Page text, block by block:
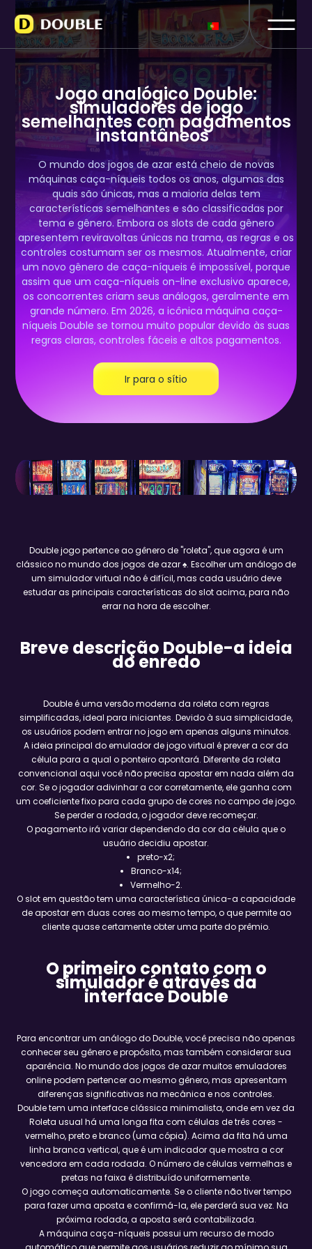
Jogo analógico Double:
simuladores de jogo
semelhantes com pagamentos
instantâneos
O mundo dos jogos de azar está cheio de novas
máquinas caça-níqueis todos os anos, algumas das
quais são únicas, mas a maioria delas tem
características semelhantes e são classificadas por
tema e gênero. Embora os slots de cada gênero
apresentem reviravoltas únicas na trama, as regras e os
controles costumam ser os mesmos. Atualmente, criar
um novo gênero de caça-níqueis é impossível, porque
assim que um caça-níqueis on-line exclusivo aparece,
os concorrentes criam seus análogos, geralmente em
grande número. Em 2026, a icônica máquina caça-
níqueis Double se tornou muito popular devido às suas
regras claras, controles fáceis e altos pagamentos.
Ir para o sítio
Double jogo pertence ao gênero de "roleta", que agora é um
clássico no mundo dos jogos de azar ♠. Escolher um análogo de
um simulador virtual não é difícil, mas cada usuário deve
estudar as principais características do slot acima, para não
errar na hora de escolher.
Breve descrição Double-a ideia
do enredo
Double é uma versão moderna da roleta com regras
simplificadas, ideal para iniciantes. Devido à sua simplicidade,
os usuários podem entrar no jogo em apenas alguns minutos.
A ideia principal do emulador de jogo virtual é prever a cor da
célula para a qual o ponteiro apontará. Diferente da roleta
convencional aqui você não precisa apostar em nada além da
cor. Se o jogador adivinhar a cor corretamente, ele ganha com
um coeficiente fixo para cada grupo de cores no campo de jogo.
Se perder a rodada, o jogador deve recomeçar.
O pagamento irá variar dependendo da cor da célula que o
usuário decidiu apostar.
preto-x2;
Branco-x14;
Vermelho-2.
O slot em questão tem uma característica única-a capacidade
de apostar em duas cores ao mesmo tempo, o que permite ao
cliente quase certamente obter uma parte do prêmio.
O primeiro contato com o
simulador é através da
interface Double
Para encontrar um análogo do Double, você precisa não apenas
conhecer seu gênero e propósito, mas também considerar sua
aparência. No mundo dos jogos de azar muitos emuladores
online podem pertencer ao mesmo gênero, mas apresentam
diferenças significativas na mecânica e nos controles.
Double tem uma interface clássica minimalista, onde em vez da
Roleta usual há uma longa fita com células de três cores -
vermelho, preto e branco (uma cópia). Acima da fita há uma
linha branca vertical, que é um indicador que mostra a cor
vencedora em cada rodada. O número de células vermelhas e
pretas na faixa é distribuído uniformemente.
O jogo começa automaticamente. Se o cliente não tiver tempo
para fazer uma aposta e confirmá-la, ele perderá sua vez. Na
próxima rodada, a aposta será contabilizada.
A máquina caça-níqueis possui um recurso de modo